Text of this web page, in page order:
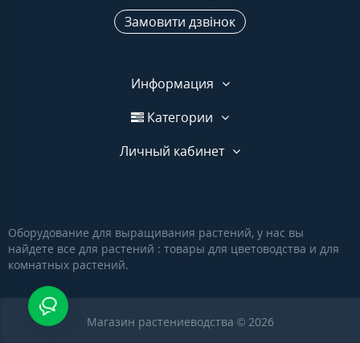
Замовити дзвінок
Информация
Категории
Личный кабинет
Оборудование для выращивания растений, у нас вы
найдете все для растений : товары для цветоводства и для
комнатных растений.
Магазин растениеводства © 2026